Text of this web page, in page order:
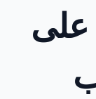
على